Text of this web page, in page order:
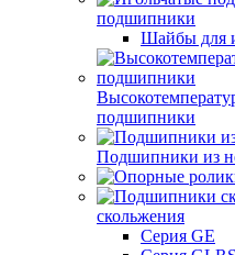
подшипники
Шайбы для
подшипники
Подшипники из
скольжения
Серия GE